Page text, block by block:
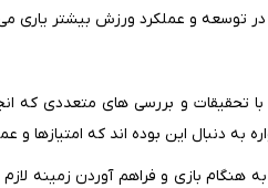
در توسعه و عملکرد ورزش بیشتر یاری
با تحقیقات و بررسی های متعددی
به دنبال این بوده اند که امتیازها
هنگام بازی و فراهم آوردن زمینه